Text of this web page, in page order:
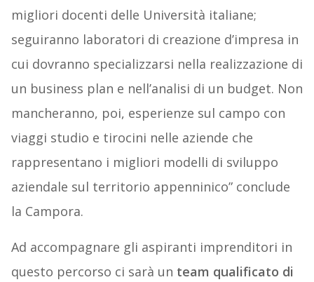
migliori docenti delle Università italiane;
seguiranno laboratori di creazione d’impresa in
cui dovranno specializzarsi nella realizzazione di
un business plan e nell’analisi di un budget. Non
mancheranno, poi, esperienze sul campo con
viaggi studio e tirocini nelle aziende che
rappresentano i migliori modelli di sviluppo
aziendale sul territorio appenninico” conclude
la Campora.
Ad accompagnare gli aspiranti imprenditori in
questo percorso ci sarà un team qualificato di